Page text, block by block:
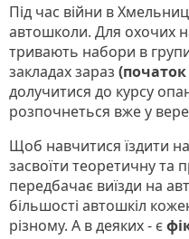
Під час війни в
автошколи. Для охочих
тривають набори в
закладах зараз
долучитися до курсу
розпочнеться вже у
Щоб навчитися їздити
засвоїти теоретичну та
передбачає виїзди на
більшості автошкіл
різному. А в деяких - є